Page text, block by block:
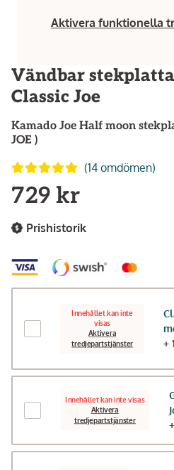
Aktivera funktionella
Vändbar
Classic Joe
Kamado Joe Half moon
JOE )
(14 omdömen)
729 kr
Prishistorik
Innehållet kan inte
visas
Aktivera
tredjepartstjänster
+
Innehållet kan inte visas
Aktivera
tredjepartstjänster